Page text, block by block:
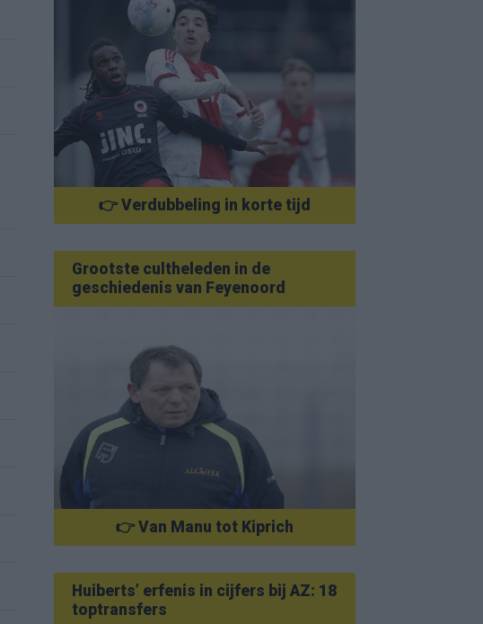
👉 Verdubbeling in korte tijd
Grootste cultheleden in de
geschiedenis van Feyenoord
👉 Van Manu tot Kiprich
Huiberts’ erfenis in cijfers bij AZ: 18
toptransfers